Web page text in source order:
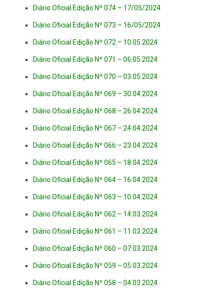
Diário Oficial Edição Nº 074 – 17/05/2024
Diário Oficial Edição Nº 073 – 16/05/2024
Diário Oficial Edição Nº 072 – 10.05.2024
Diário Oficial Edição Nº 071 – 06.05.2024
Diário Oficial Edição Nº 070 – 03.05.2024
Diário Oficial Edição Nº 069 – 30.04.2024
Diário Oficial Edição Nº 068 – 26.04.2024
Diário Oficial Edição Nº 067 – 24.04.2024
Diário Oficial Edição Nº 066 – 23.04.2024
Diário Oficial Edição Nº 065 – 18.04.2024
Diário Oficial Edição Nº 064 – 16.04.2024
Diário Oficial Edição Nº 063 – 10.04.2024
Diário Oficial Edição Nº 062 – 14.03.2024
Diário Oficial Edição Nº 061 – 11.03.2024
Diário Oficial Edição Nº 060 – 07.03.2024
Diário Oficial Edição Nº 059 – 05.03.2024
Diário Oficial Edição Nº 058 – 04.03.2024